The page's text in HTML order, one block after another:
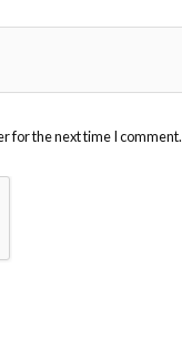
for the next time I comment.